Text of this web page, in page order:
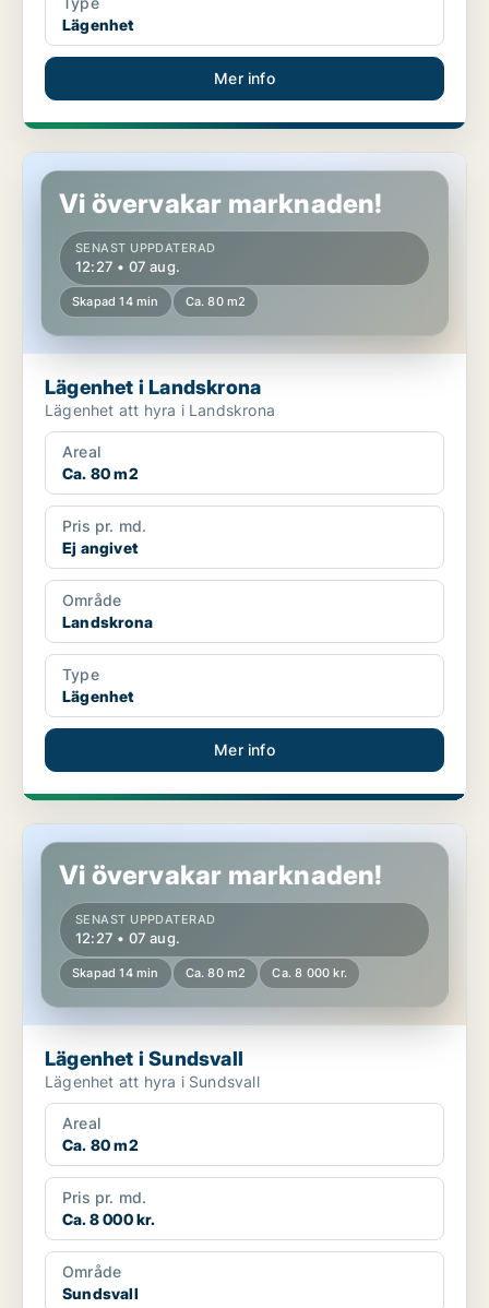
Lägenhet
Mer info
Lägenhet i Landskrona
Vi övervakar marknaden!
SENAST UPPDATERAD
12:27 • 07 aug.
Skapad 14 min Ca. 80 m2
Lägenhet i Landskrona
Lägenhet att hyra i Landskrona
Areal
Ca. 80 m2
Pris pr. md.
Ej angivet
Område
Landskrona
Type
Lägenhet
Mer info
Lägenhet i Sundsvall
Vi övervakar marknaden!
SENAST UPPDATERAD
12:27 • 07 aug.
Skapad 14 min Ca. 80 m2 Ca. 8 000 kr.
Lägenhet i Sundsvall
Lägenhet att hyra i Sundsvall
Areal
Ca. 80 m2
Pris pr. md.
Ca. 8 000 kr.
Område
Sundsvall